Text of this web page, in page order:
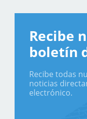
Recibe
boletín
Recibe todas
noticias
electrónico.